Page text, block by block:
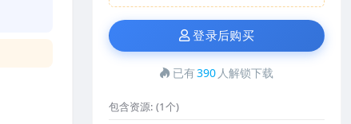
登录后购买
已有390 人解锁下载
包含资源: (1个)